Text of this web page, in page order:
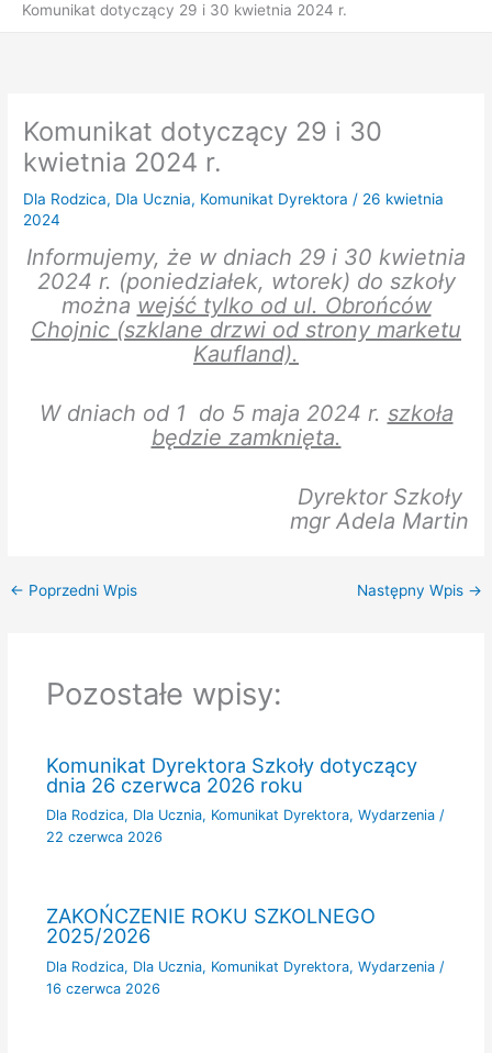
Komunikat dotyczący 29 i 30 kwietnia 2024 r.
Komunikat dotyczący 29 i 30
kwietnia 2024 r.
Dla Rodzica, Dla Ucznia, Komunikat Dyrektora / 26 kwietnia
2024
Informujemy, że w dniach 29 i 30 kwietnia
2024 r. (poniedziałek, wtorek) do szkoły
można wejść tylko od ul. Obrońców
Chojnic (szklane drzwi od strony marketu
Kaufland).
W dniach od 1 do 5 maja 2024 r. szkoła
będzie zamknięta.
Dyrektor Szkoły
mgr Adela Martin
← Poprzedni Wpis Następny Wpis →
Pozostałe wpisy:
Komunikat Dyrektora Szkoły dotyczący
dnia 26 czerwca 2026 roku
Dla Rodzica, Dla Ucznia, Komunikat Dyrektora, Wydarzenia/
22 czerwca 2026
ZAKOŃCZENIE ROKU SZKOLNEGO
2025/2026
Dla Rodzica, Dla Ucznia, Komunikat Dyrektora, Wydarzenia/
16 czerwca 2026